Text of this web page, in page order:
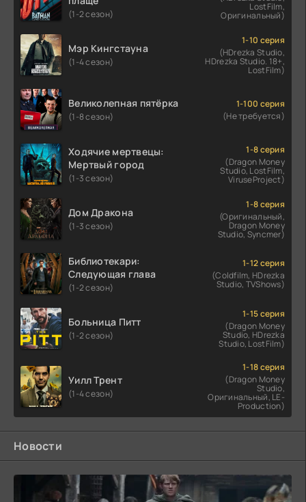
(1-2 сезон)
LostFilm,
Оригинальный)
Мэр Кингстауна
(1-4 сезон)
1-10 серия
(HDrezka Studio,
HDrezka Studio. 18+,
LostFilm)
Великолепная пятёрка
(1-8 сезон)
1-100 серия
(Не требуется)
Ходячие мертвецы:
Мертвый город
(1-3 сезон)
1-8 серия
(Dragon Money
Studio, LostFilm,
ViruseProject)
Дом Дракона
(1-3 сезон)
1-8 серия
(Оригинальный,
Dragon Money
Studio, Syncmer)
Библиотекари:
Следующая глава
(1-2 сезон)
1-12 серия
(Coldfilm, HDrezka
Studio, TVShows)
Больница Питт
(1-2 сезон)
1-15 серия
(Dragon Money
Studio, HDrezka
Studio, LostFilm)
Уилл Трент
(1-4 сезон)
1-18 серия
(Dragon Money
Studio,
Оригинальный, LE-
Production)
Новости